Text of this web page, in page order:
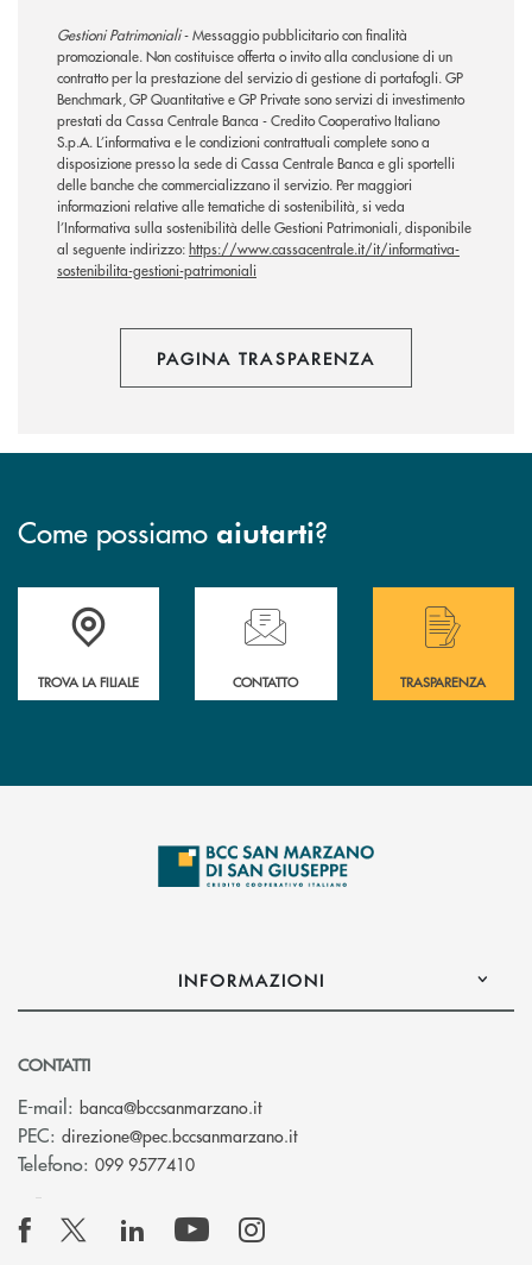
Gestioni Patrimoniali- Messaggio pubblicitario con finalità
promozionale. Non costituisce offerta o invito alla conclusione di un
contratto per la prestazione del servizio di gestione di portafogli. GP
Benchmark, GP Quantitative e GP Private sono servizi di investimento
prestati da Cassa Centrale Banca - Credito Cooperativo Italiano
S.p.A. L’informativa e le condizioni contrattuali complete sono a
disposizione presso la sede di Cassa Centrale Banca e gli sportelli
delle banche che commercializzano il servizio. Per maggiori
informazioni relative alle tematiche di sostenibilità, si veda
l’Informativa sulla sostenibilità delle Gestioni Patrimoniali, disponibile
al seguente indirizzo:https://www.cassacentrale.it/it/informativa-
sostenibilita-gestioni-patrimoniali
PAGINA TRASPARENZA
Come possiamo aiutarti?
Accedi all' elenco completo delle filiali di Bcc San Marzano.
TROVA LA FILIALE
Hai bisogno di assistenza immediata?
CONTATTO
Hai bisogno di
TRASPARENZA
INFORMAZIONI
CONTATTI
E-mail: banca@bccsanmarzano.it(si apre l’app di posta
PEC: direzione@pec.bccsanmarzano.it(si apre l’app di posta
Telefono: 099 9577410